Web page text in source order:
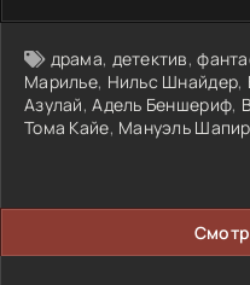
драма, детектив,
Марилье, Нильс Шнайдер,
Азулай,Адель Беншериф,
Тома Кайе, Мануэль